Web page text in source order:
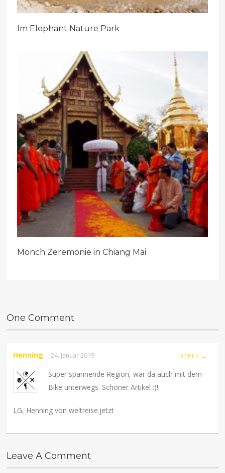
Im Elephant Nature Park
Mönch Zeremonie in Chiang Mai
One Comment
Henning 24. Januar 2019 REPLY →
Super spannende Region, war da auch mit dem
Bike unterwegs. Schöner Artikel :)!
LG, Henning von weltreise.jetzt
Leave A Comment